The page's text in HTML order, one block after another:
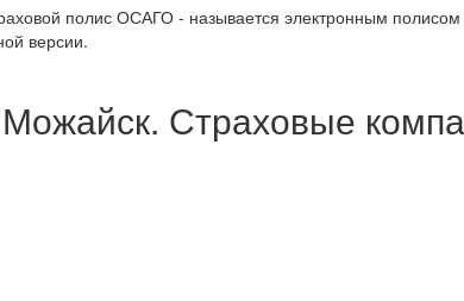
полис ОСАГО - называется электронным
версии.
Страховые